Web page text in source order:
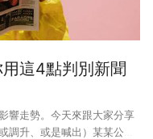
這4點判別新聞
響走勢。今天來跟大家分享
調升、或是喊出）某某公司